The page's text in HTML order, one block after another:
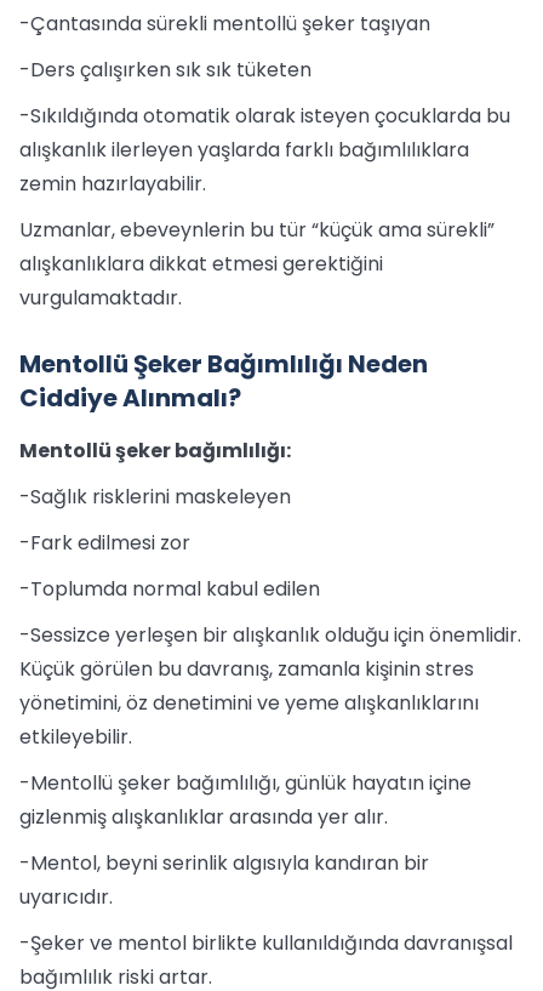
-Çantasında sürekli mentollü şeker taşıyan
-Ders çalışırken sık sık tüketen
-Sıkıldığında otomatik olarak isteyen çocuklarda bu
alışkanlık ilerleyen yaşlarda farklı bağımlılıklara
zemin hazırlayabilir.
Uzmanlar, ebeveynlerin bu tür “küçük ama sürekli”
alışkanlıklara dikkat etmesi gerektiğini
vurgulamaktadır.
Mentollü Şeker Bağımlılığı Neden
Ciddiye Alınmalı?
Mentollü şeker bağımlılığı:
-Sağlık risklerini maskeleyen
-Fark edilmesi zor
-Toplumda normal kabul edilen
-Sessizce yerleşen bir alışkanlık olduğu için önemlidir.
Küçük görülen bu davranış, zamanla kişinin stres
yönetimini, öz denetimini ve yeme alışkanlıklarını
etkileyebilir.
-Mentollü şeker bağımlılığı, günlük hayatın içine
gizlenmiş alışkanlıklar arasında yer alır.
-Mentol, beyni serinlik algısıyla kandıran bir
uyarıcıdır.
-Şeker ve mentol birlikte kullanıldığında davranışsal
bağımlılık riski artar.